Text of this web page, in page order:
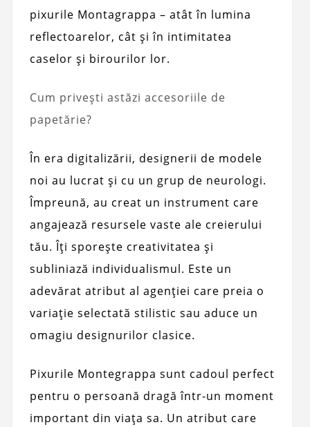
pixurile Montagrappa – atât în ​​lumina
reflectoarelor, cât și în intimitatea
caselor și birourilor lor.
Cum privești astăzi accesoriile de
papetărie?
În era digitalizării, designerii de modele
noi au lucrat și cu un grup de neurologi.
Împreună, au creat un instrument care
angajează resursele vaste ale creierului
tău. Îți sporește creativitatea și
subliniază individualismul. Este un
adevărat atribut al agenției care preia o
variație selectată stilistic sau aduce un
omagiu designurilor clasice.
Pixurile Montegrappa sunt cadoul perfect
pentru o persoană dragă într-un moment
important din viața sa. Un atribut care